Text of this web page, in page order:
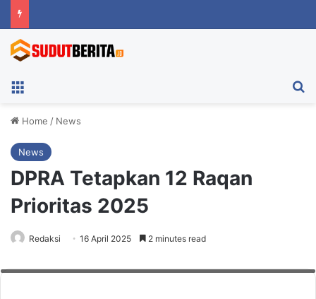
Home / News
News
DPRA Tetapkan 12 Raqan
Prioritas 2025
Redaksi 16 April 2025 2 minutes read
Plt. Sekda Aceh, M. Nasir bersama anggota DPRA, Tgk Muharuddin di sela-